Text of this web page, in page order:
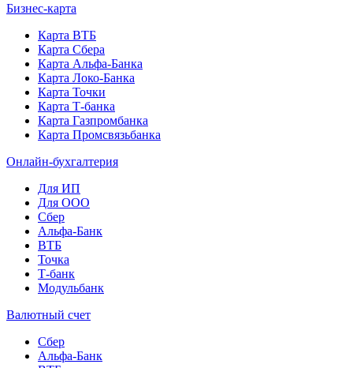
Бизнес-карта
Карта ВТБ
Карта Сбера
Карта Альфа-Банка
Карта Локо-Банка
Карта Точки
Карта Т-банка
Карта Газпромбанка
Карта Промсвязьбанка
Онлайн-бухгалтерия
Для ИП
Для ООО
Сбер
Альфа-Банк
ВТБ
Точка
Т-банк
Модульбанк
Валютный счет
Сбер
Альфа-Банк